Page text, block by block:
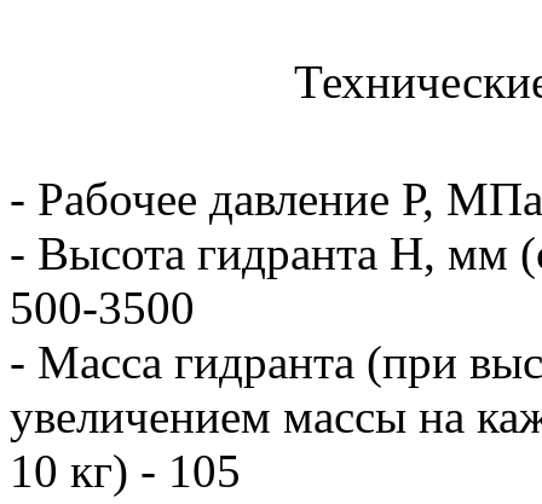
- Рабочее давление Р,
- Высота гидранта Н, мм
500-3500
- Масса гидранта (при
увеличением массы на
10 кг) - 105